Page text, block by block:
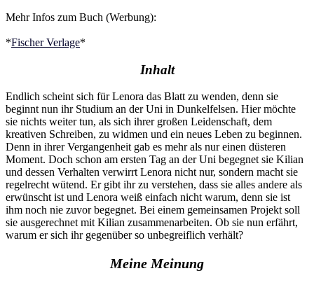
Mehr Infos zum Buch (Werbung):
*Fischer Verlage*
Inhalt
Endlich scheint sich für Lenora das Blatt zu wenden, denn sie
beginnt nun ihr Studium an der Uni in Dunkelfelsen. Hier möchte
sie nichts weiter tun, als sich ihrer großen Leidenschaft, dem
kreativen Schreiben, zu widmen und ein neues Leben zu beginnen.
Denn in ihrer Vergangenheit gab es mehr als nur einen düsteren
Moment. Doch schon am ersten Tag an der Uni begegnet sie Kilian
und dessen Verhalten verwirrt Lenora nicht nur, sondern macht sie
regelrecht wütend. Er gibt ihr zu verstehen, dass sie alles andere als
erwünscht ist und Lenora weiß einfach nicht warum, denn sie ist
ihm noch nie zuvor begegnet. Bei einem gemeinsamen Projekt soll
sie ausgerechnet mit Kilian zusammenarbeiten. Ob sie nun erfährt,
warum er sich ihr gegenüber so unbegreiflich verhält?
Meine Meinung